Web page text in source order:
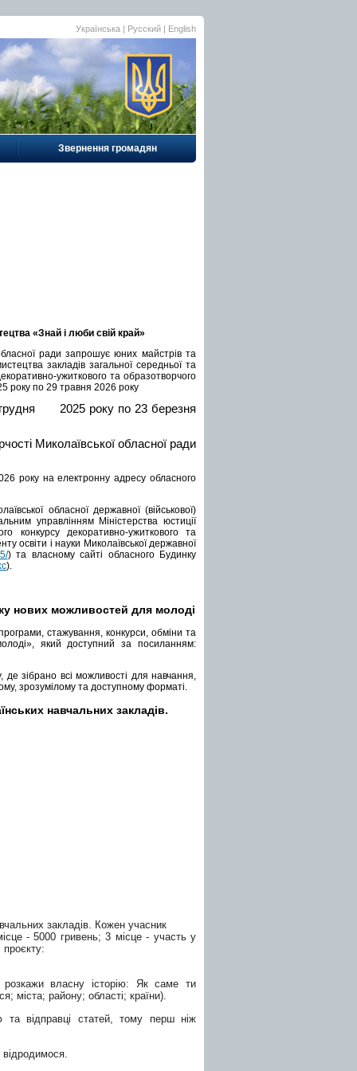
Українська | Русский | English
Звернення громадян
«Знай і люби свій край»
ради запрошує юних майстрів та
закладів загальної середньої та
ужиткового та образотворчого
року по 29 травня 2026 року
грудня 2025 року по 23 березня
Миколаївської обласної ради
року на електронну адресу обласного
обласної державної (військової)
управлінням Міністерства юстиції
декоративно-ужиткового та
освіти і науки Миколаївської державної
) та власному сайті обласного Будинку
).
нових можливостей для молоді
стажування, конкурси, обміни та
який доступний за посиланням:
зібрано всі можливості для навчання,
зрозумілому та доступному форматі.
навчальних закладів.
закладів. Кожен учасник
- 5000 гривень; 3 місце - участь у
проєкту:
розкажи власну історію: Як саме ти
міста; району; області; країни).
та відправці статей, тому перш ніж
відродимося.